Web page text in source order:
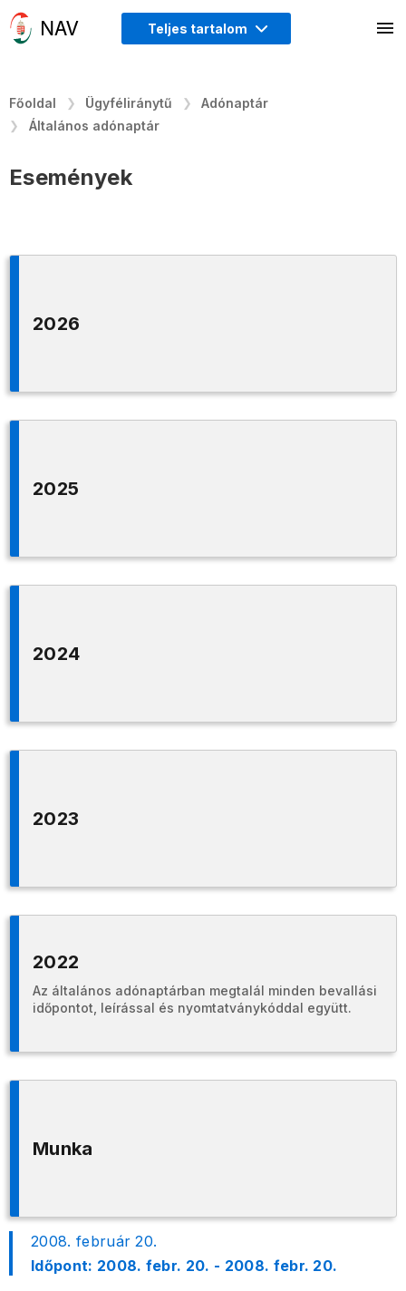
Teljes tartalom
Főoldal Ügyféliránytű
Adónaptár
Általános adónaptár
Események
2026
2025
2024
2023
2022
Az általános adónaptárban megtalál minden bevallási
időpontot, leírással és nyomtatványkóddal együtt.
Munka
2008. február 20.
Időpont: 2008. febr. 20. - 2008. febr. 20.